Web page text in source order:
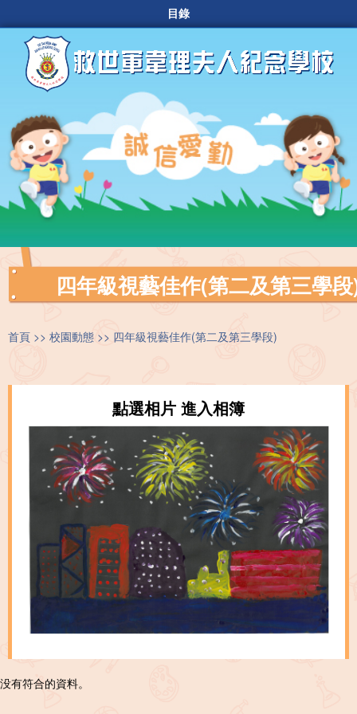
目錄
四年級視藝佳作(第二及第三學
首頁 校園動態 四年級視藝佳作(第二及第三學段)
點選相片 進入相簿
没有符合的資料。